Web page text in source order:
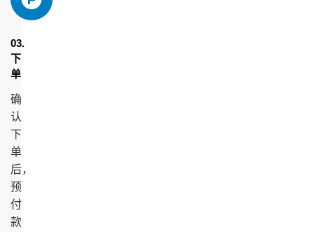
03.
下
单
确
认
下
单
后，
预
付
款